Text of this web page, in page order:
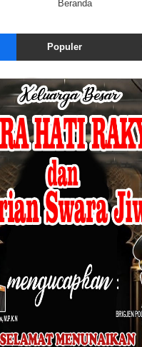
Beranda
Populer